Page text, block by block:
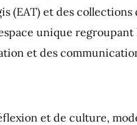
(EAT) et des
unique regroupant
et des
et de culture,